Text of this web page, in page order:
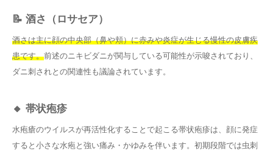
📝 酒さ（ロサセア）
酒さは主に顔の中央部（鼻や頬）に赤みや炎症が生じる慢性の皮膚疾
患です。前述のニキビダニが関与している可能性が示唆されており、
ダニ刺されとの関連性も議論されています。
🔸 帯状疱疹
水疱瘡のウイルスが再活性化することで起こる帯状疱疹は、顔に発症
すると小さな水疱と強い痛み・かゆみを伴います。初期段階では虫刺